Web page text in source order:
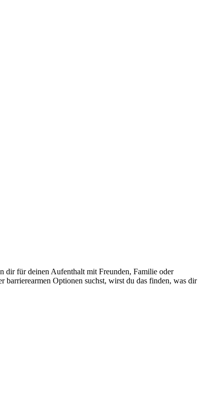
dir für deinen Aufenthalt mit Freunden, Familie oder
Optionen suchst, wirst du das finden, was dir